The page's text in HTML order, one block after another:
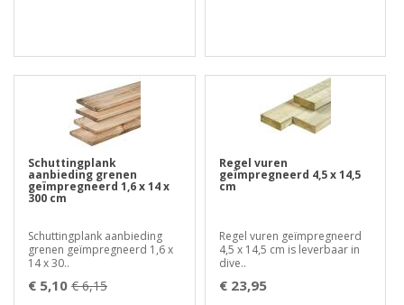
Schuttingplank
aanbieding grenen
geïmpregneerd 1,6 x 14 x
300 cm
Schuttingplank aanbieding
grenen geïmpregneerd 1,6 x
14 x 30..
€ 5,10 € 6,15
Regel vuren
geïmpregneerd 4,5 x 14,5
cm
Regel vuren geïmpregneerd
4,5 x 14,5 cm is leverbaar in
dive..
€ 23,95